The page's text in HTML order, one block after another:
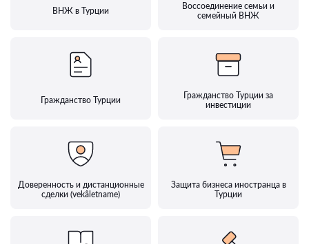
ВНЖ в Турции
Воссоединение семьи и
семейный ВНЖ
Гражданство Турции
Гражданство Турции за
инвестиции
Доверенность и дистанционные
сделки (vekâletname)
Защита бизнеса иностранца в
Турции